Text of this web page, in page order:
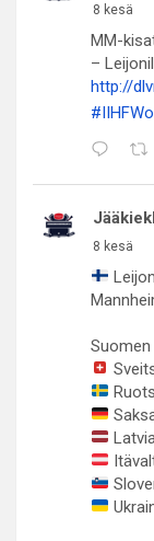
8 kesä
MM-
–
http://
8 kesä